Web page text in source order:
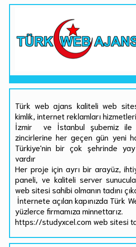
Türk web ajans kaliteli web
kimlik, internet reklamları
İzmir ve İstanbul şubemiz ile
zincirlerine her geçen gün yeni
Türkiye'nin bir çok şehrinde
vardır
Her proje için ayrı bir arayüz,
paneli, ve kaliteli server
web sitesi sahibi olmanın tadını
İnternete açılan kapınızda Türk
yüzlerce firmamıza minnettarız.
https://studyxcel.com web sitesi